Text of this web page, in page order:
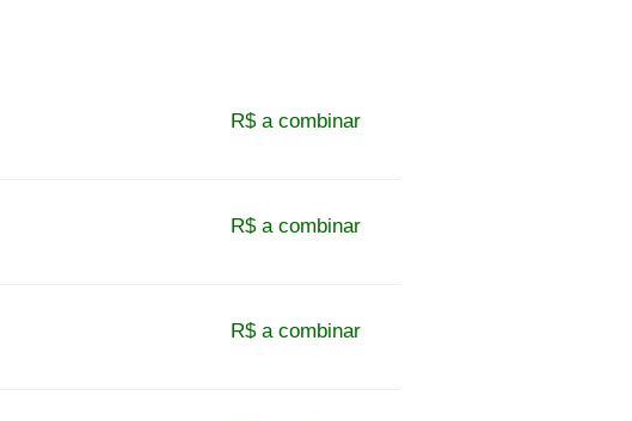
R$ a combinar
R$ a combinar
R$ a combinar